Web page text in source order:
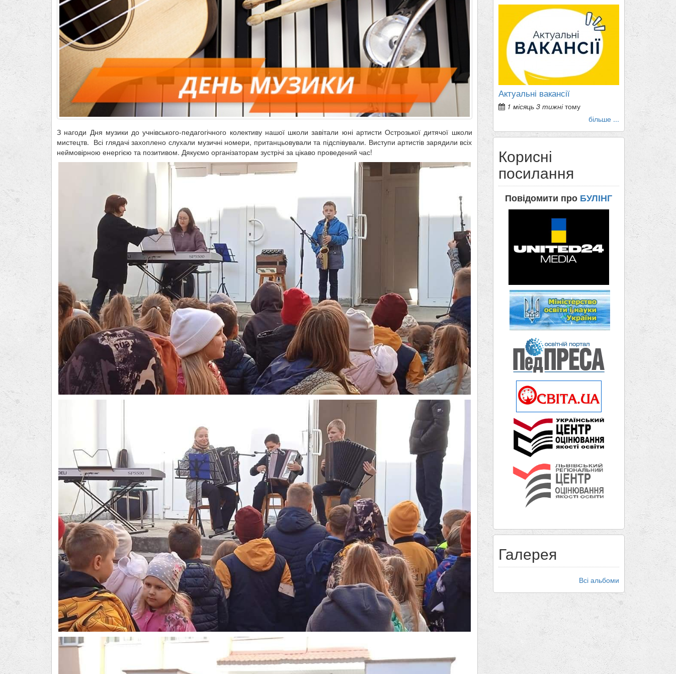
З нагоди Дня музики до учнівського-педагогічного колективу нашої школи завітали юні артисти Острозької дитячої школи
мистецтв. Всі глядачі захоплено слухали музичні номери, пританцьовували та підспівували. Виступи артистів зарядили всіх
неймовірною енергією та позитивом. Дякуємо організаторам зустрічі за цікаво проведений час!
Актуальні вакансії
1 місяць 3 тижнітому
більше ...
Корисні
посилання
Повідомити про БУЛІНГ
Галерея
Всі альбоми